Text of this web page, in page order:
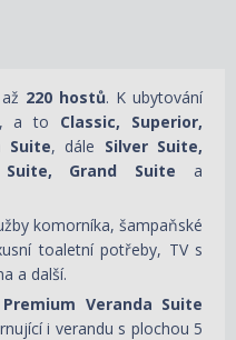
220 hostů. K ubytování
a to Classic, Superior,
Suite, dále Silver Suite,
Grand Suite a
komorníka, šampaňské
toaletní potřeby, TV s
a další.
Premium Veranda Suite
i verandu s plochou 5